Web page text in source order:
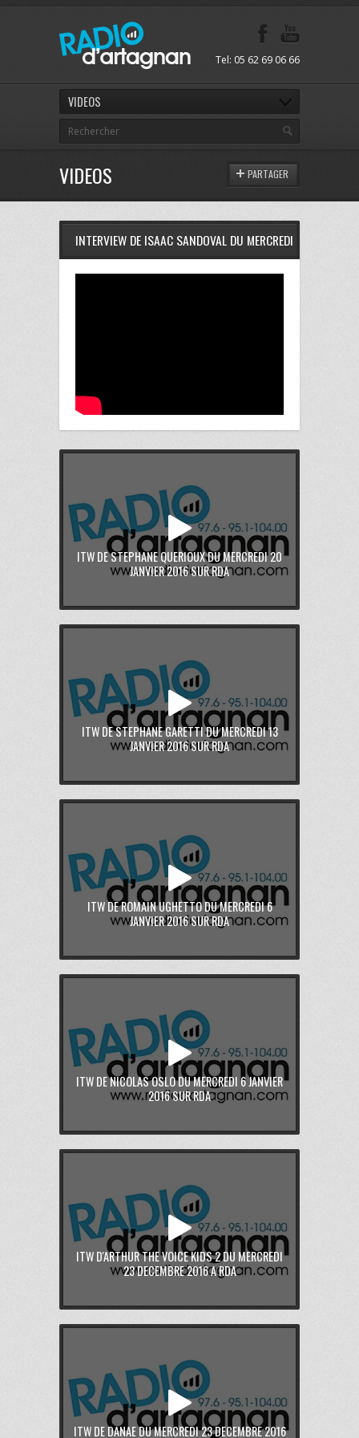
Tel: 05 62 69 06 66
VIDEOS
VIDEOS PARTAGER
INTERVIEW DE ISAAC SANDOVAL DU MERCREDI 16 JUILLET
ITW DE STEPHANE QUERIOUX DU MERCREDI 20
JANVIER 2016 SUR RDA
ITW DE STEPHANE GARETTI DU MERCREDI 13
JANVIER 2016 SUR RDA
ITW DE ROMAIN UGHETTO DU MERCREDI 6
JANVIER 2016 SUR RDA
ITW DE NICOLAS OSLO DU MERCREDI 6 JANVIER
2016 SUR RDA
ITW D'ARTHUR THE VOICE KIDS 2 DU MERCREDI
23 DECEMBRE 2016 A RDA
ITW DE DANAE DU MERCREDI 23 DECEMBRE 2016